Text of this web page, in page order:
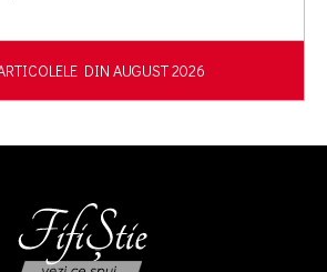
DIN AUGUST 2026